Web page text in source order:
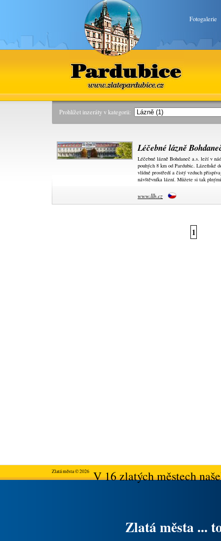
Fotogalerie
Pardubice
www.zlatepardubice.cz
Prohlížet inzeráty v kategorii:
Léčebné lázně
Léčebné lázně Bohdaneč a.s. leží v
pouhých 8 km od Pardubic. Lázeňské
vlídné prostředí a čistý vzduch
návštěvníka lázní. Můžete si tak
www.llb.cz
1
Zlatá města © 2026V 16 zlatých městech
Zlatá města ...